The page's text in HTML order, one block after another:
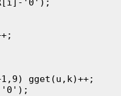
'0');
gget(u,k)++;